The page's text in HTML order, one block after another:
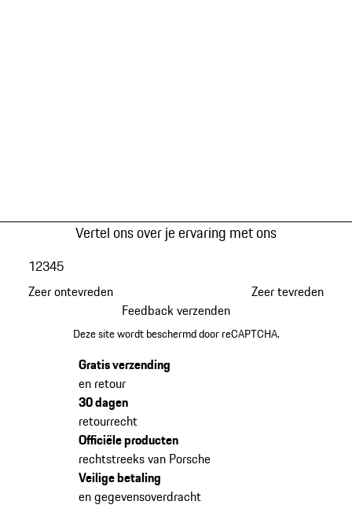
Vertel ons over je ervaring met ons
Zeer ontevreden
12345
Zeer tevreden
Feedback verzenden
Deze site wordt beschermd door reCAPTCHA.
Gratis verzending
en retour
30 dagen
retourrecht
Officiële producten
rechtstreeks van Porsche
Veilige betaling
en gegevensoverdracht